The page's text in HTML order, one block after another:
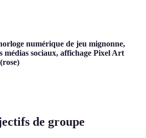
numérique de jeu mignonne,
médias sociaux, affichage Pixel Art
de groupe